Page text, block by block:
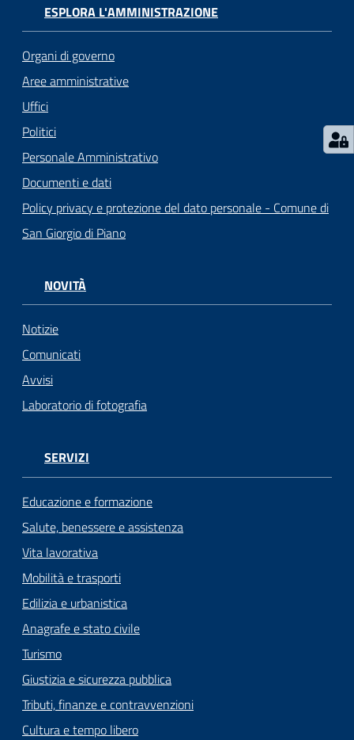
Seguici
su
ESPLORA L'AMMINISTRAZIONE
Organi di governo
Aree amministrative
Uffici
Politici
Personale Amministrativo
Documenti e dati
Policy privacy e protezione del dato personale - Comune di
San Giorgio di Piano
NOVITÀ
Notizie
Comunicati
Avvisi
Laboratorio di fotografia
SERVIZI
Educazione e formazione
Salute, benessere e assistenza
Vita lavorativa
Mobilità e trasporti
Edilizia e urbanistica
Anagrafe e stato civile
Turismo
Giustizia e sicurezza pubblica
Tributi, finanze e contravvenzioni
Cultura e tempo libero